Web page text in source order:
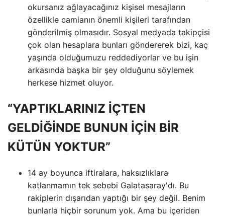
okursanız ağlayacağınız kişisel mesajların
özellikle camianın önemli kişileri tarafından
gönderilmiş olmasıdır. Sosyal medyada takipçisi
çok olan hesaplara bunları göndererek bizi, kaç
yaşında olduğumuzu reddediyorlar ve bu işin
arkasında başka bir şey olduğunu söylemek
herkese hizmet oluyor.
“YAPTIKLARINIZ İÇTEN
GELDİĞİNDE BUNUN İÇİN BİR
KÜTÜN YOKTUR”
14 ay boyunca iftiralara, haksızlıklara
katlanmamın tek sebebi Galatasaray'dı. Bu
rakiplerin dışarıdan yaptığı bir şey değil. Benim
bunlarla hiçbir sorunum yok. Ama bu içeriden